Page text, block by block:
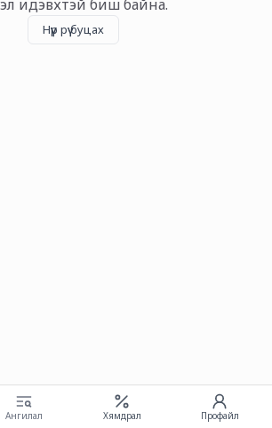
идэвхтэй биш байна.
Нүүр рүү буцах
Ангилал Хямдрал Профайл